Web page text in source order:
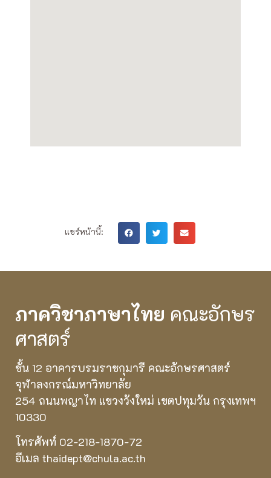
แชร์หน้านี้:
ภาควิชาภาษาไทย คณะอักษร
ศาสตร์
ชั้น 12 อาคารบรมราชกุมารี คณะอักษรศาสตร์
จุฬาลงกรณ์มหาวิทยาลัย
254 ถนนพญาไท แขวงวังใหม่ เขตปทุมวัน กรุงเทพฯ
10330
โทรศัพท์ 02-218-1870-72
อีเมล thaidept@chula.ac.th